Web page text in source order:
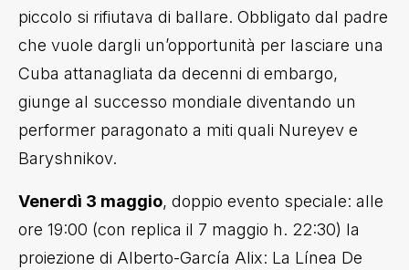
piccolo si rifiutava di ballare. Obbligato dal padre
che vuole dargli un’opportunità per lasciare una
Cuba attanagliata da decenni di embargo,
giunge al successo mondiale diventando un
performer paragonato a miti quali Nureyev e
Baryshnikov.
Venerdì 3 maggio, doppio evento speciale: alle
ore 19:00 (con replica il 7 maggio h. 22:30) la
proiezione di Alberto-García Alix: La Línea De